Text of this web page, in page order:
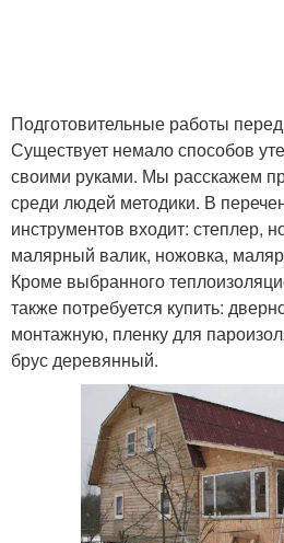
Подготовительные работы
Существует немало способов
своими руками. Мы расскажем
среди людей методики. В
инструментов входит: степлер,
малярный валик, ножовка,
Кроме выбранного
также потребуется купить:
монтажную, пленку для
брус деревянный.